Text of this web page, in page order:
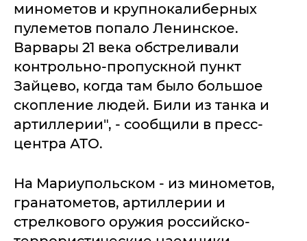
минометов и крупнокалиберных
пулеметов попало Ленинское.
Варвары 21 века обстреливали
контрольно-пропускной пункт
Зайцево, когда там было большое
скопление людей. Били из танка и
артиллерии", - сообщили в пресс-
центра АТО.
На Мариупольском - из минометов,
гранатометов, артиллерии и
стрелкового оружия российско-